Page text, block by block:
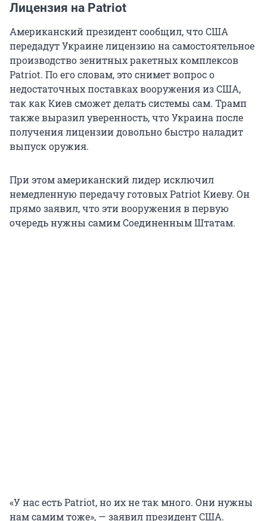
Лицензия на Patriot
Американский президент сообщил, что США
передадут Украине лицензию на самостоятельное
производство зенитных ракетных комплексов
Patriot. По его словам, это снимет вопрос о
недостаточных поставках вооружения из США,
так как Киев сможет делать системы сам. Трамп
также выразил уверенность, что Украина после
получения лицензии довольно быстро наладит
выпуск оружия.
При этом американский лидер исключил
немедленную передачу готовых Patriot Киеву. Он
прямо заявил, что эти вооружения в первую
очередь нужны самим Соединенным Штатам.
«У нас есть Patriot, но их не так много. Они нужны
нам самим тоже», — заявил президент США.